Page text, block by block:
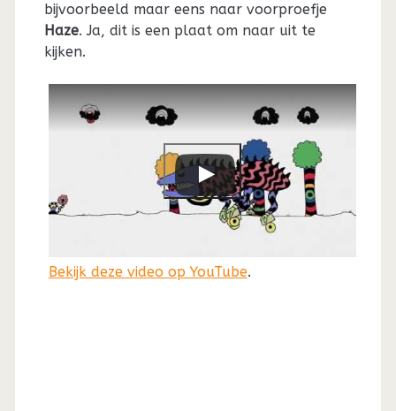
bijvoorbeeld maar eens naar voorproefje
Haze. Ja, dit is een plaat om naar uit te
kijken.
Bekijk deze video op YouTube.